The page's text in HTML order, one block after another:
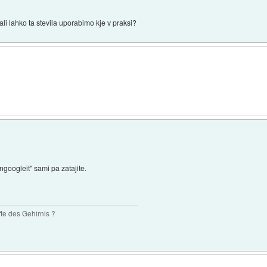
lahko ta stevila uporabimo kje v praksi?
sami pa zatajite.
des Gehirnis ?